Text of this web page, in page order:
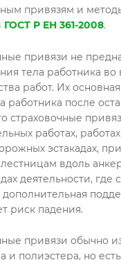
привязям и
ГОСТ Р ЕН 361-2008.
привязи не
тела работника во
работ. Их
работника после
страховочные
работах,
эстакадах,
лестницам вдоль
деятельности, где
дополнительная
риск падения.
привязи обычно
и полиэстера, но